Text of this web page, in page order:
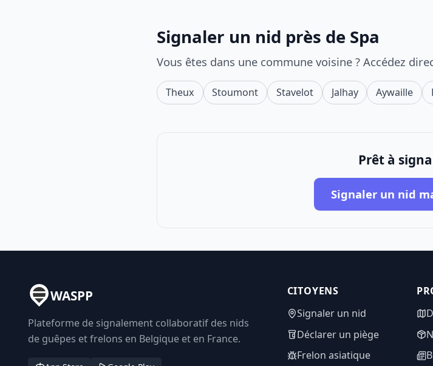
Signaler un nid près de Spa
Vous êtes dans une commune voisine ? Accédez
Theux Stoumont Stavelot Jalhay Aywaille
Prêt à
Signaler un nid
WASPP
Plateforme de signalement collaboratif des nids
de guêpes et frelons en Belgique et en France.
CITOYENS
Signaler un nid
Déclarer un piège
Frelon asiatique